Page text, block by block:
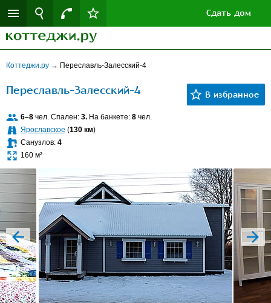
Сдать дом
Коттеджи.ру → Переславль-Залесский-4
Переславль-Залесский-4
6–8 чел. Спален: 3. На банкете: 8 чел.
Ярославское (130 км)
Санузлов: 4
160 м²
prev next